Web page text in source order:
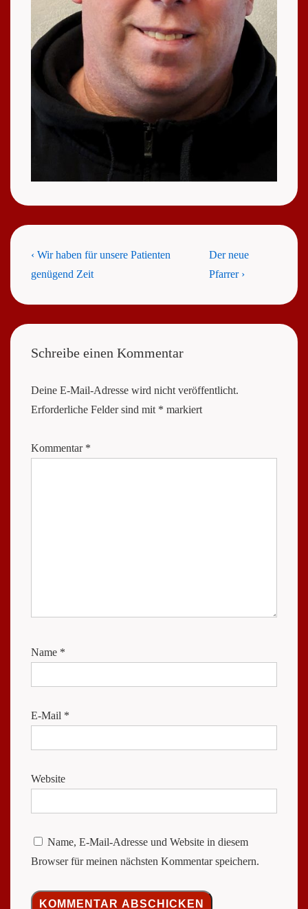
Beitragsnavigation
Previous
Post
‹ Wir haben für unsere Patienten
genügend Zeit
Next
Post
Der neue
Pfarrer ›
Schreibe einen Kommentar
Deine E-Mail-Adresse wird nicht veröffentlicht.
Erforderliche Felder sind mit * markiert
Kommentar *
Name *
E-Mail *
Website
Name, E-Mail-Adresse und Website in diesem
Browser für meinen nächsten Kommentar speichern.